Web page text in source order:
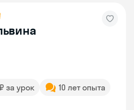
за урок
10 лет опыта